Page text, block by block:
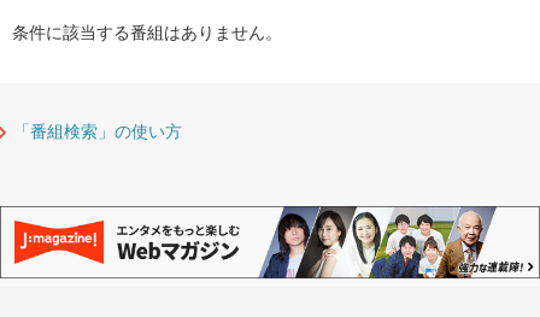
条件に該当する番組はありません。
「番組検索」の使い方